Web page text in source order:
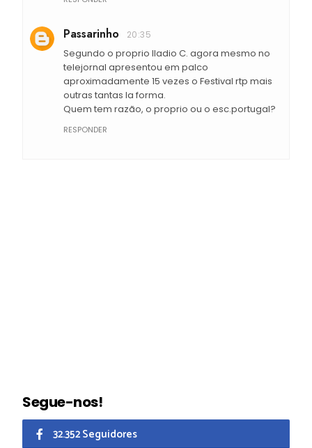
Passarinho 20:35
Segundo o proprio Iladio C. agora mesmo no
telejornal apresentou em palco
aproximadamente 15 vezes o Festival rtp mais
outras tantas la forma.
Quem tem razão, o proprio ou o esc.portugal?
RESPONDER
Segue-nos!
32.352 Seguidores